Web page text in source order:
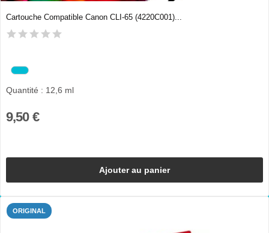
Cartouche Compatible Canon CLI-65 (4220C001)...
Quantité : 12,6 ml
9,50 €
Ajouter au panier
ORIGINAL